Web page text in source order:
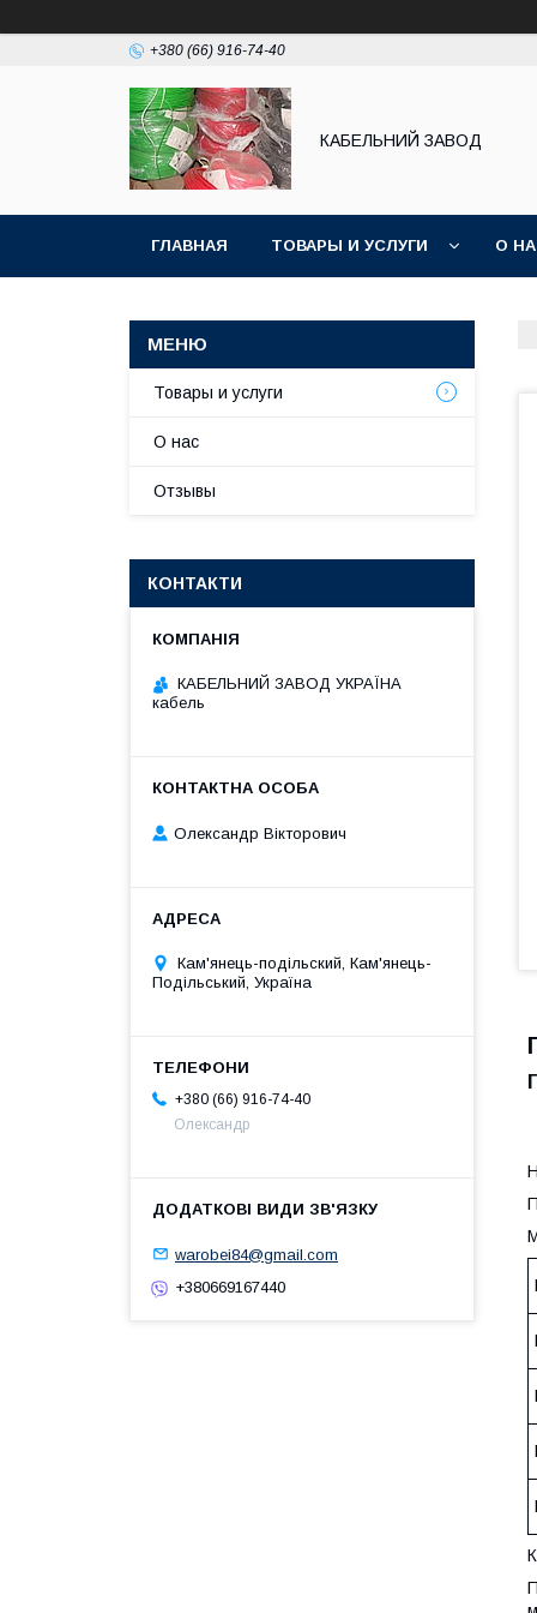
+380 (66) 916-74-40
КАБЕЛЬНИЙ ЗАВОД
ГЛАВНАЯ ТОВАРЫ И УСЛУГИ О
Товары и услуги
О нас
Отзывы
КОНТАКТИ
КАБЕЛЬНИЙ ЗАВОД УКРАЇНА
кабель
Олександр Вікторович
Кам'янець-подільский, Кам'янець-
Подільський, Україна
+380 (66) 916-74-40
Олександр
warobei84@gmail.com
+380669167440